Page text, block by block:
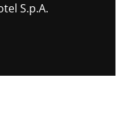
S.p.A.